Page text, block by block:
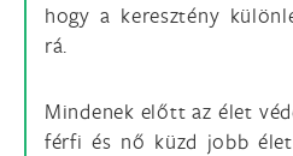
hogy a keresztény
rá.
Mindenek előtt az élet
férfi és nő küzd jobb